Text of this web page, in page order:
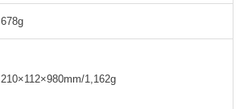
678g
210×112×980mm/1,162g